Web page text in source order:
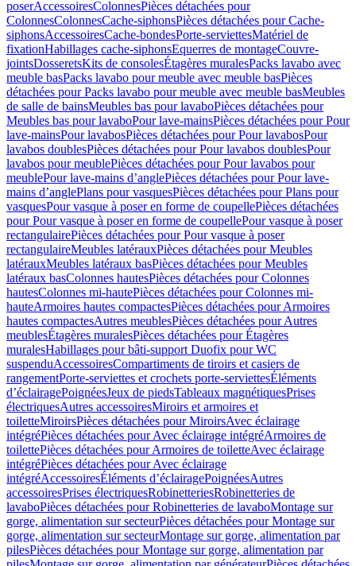
poserAccessoiresColonnesPièces détachées pour
ColonnesColonnesCache-siphonsPièces détachées pour Cache-
siphonsAccessoiresCache-bondesPorte-serviettesMatériel de
fixationHabillages cache-siphonsEquerres de montageCouvre-
jointsDosseretsKits de consolesÉtagères muralesPacks lavabo avec
meuble basPacks lavabo pour meuble avec meuble basPièces
détachées pour Packs lavabo pour meuble avec meuble basMeubles
de salle de bainsMeubles bas pour lavaboPièces détachées pour
Meubles bas pour lavaboPour lave-mainsPièces détachées pour Pour
lave-mainsPour lavabosPièces détachées pour Pour lavabosPour
lavabos doublesPièces détachées pour Pour lavabos doublesPour
lavabos pour meublePièces détachées pour Pour lavabos pour
meublePour lave-mains d’anglePièces détachées pour Pour lave-
mains d’anglePlans pour vasquesPièces détachées pour Plans pour
vasquesPour vasque à poser en forme de coupellePièces détachées
pour Pour vasque à poser en forme de coupellePour vasque à poser
rectangulairePièces détachées pour Pour vasque à poser
rectangulaireMeubles latérauxPièces détachées pour Meubles
latérauxMeubles latéraux basPièces détachées pour Meubles
latéraux basColonnes hautesPièces détachées pour Colonnes
hautesColonnes mi-hautePièces détachées pour Colonnes mi-
hauteArmoires hautes compactesPièces détachées pour Armoires
hautes compactesAutres meublesPièces détachées pour Autres
meublesÉtagères muralesPièces détachées pour Étagères
muralesHabillages pour bâti-support Duofix pour WC
suspenduAccessoiresCompartiments de tiroirs et casiers de
rangementPorte-serviettes et crochets porte-serviettesÉléments
d’éclairagePoignéesJeux de piedsTableaux magnétiquesPrises
électriquesAutres accessoiresMiroirs et armoires et
toiletteMiroirsPièces détachées pour MiroirsAvec éclairage
intégréPièces détachées pour Avec éclairage intégréArmoires de
toilettePièces détachées pour Armoires de toiletteAvec éclairage
intégréPièces détachées pour Avec éclairage
intégréAccessoiresÉléments d’éclairagePoignéesAutres
accessoiresPrises électriquesRobinetteriesRobinetteries de
lavaboPièces détachées pour Robinetteries de lavaboMontage sur
gorge, alimentation sur secteurPièces détachées pour Montage sur
gorge, alimentation sur secteurMontage sur gorge, alimentation par
pilesPièces détachées pour Montage sur gorge, alimentation par